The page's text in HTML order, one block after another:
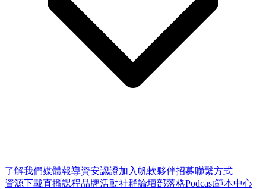
了解我們媒體報導資安認證加入帆軟夥伴招募聯繫方式
資源下載直播課程品牌活動社群論壇部落格Podcast範本中心